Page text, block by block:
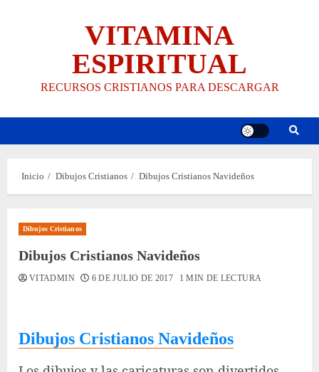
VITAMINA
ESPIRITUAL
RECURSOS CRISTIANOS PARA DESCARGAR
Inicio Dibujos Cristianos Dibujos Cristianos Navideños
Dibujos Cristianos
Dibujos Cristianos Navideños
VITADMIN 6 DE JULIO DE 2017 1 MIN DE LECTURA
Dibujos Cristianos Navideños